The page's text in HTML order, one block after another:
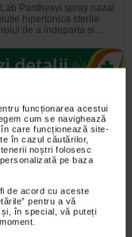
funcționarea acestui
cum se navighează
care funcționează site-
în cazul căutărilor,
noștri folosesc
pe baza
de acord cu aceste
pentru a vă
în special, vă puteți
Panthexyl spray nazal
hipertonica sterila
rolul de a indeparta si…
gummy, 30 jeleuri